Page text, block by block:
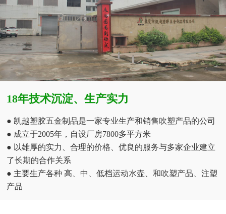
18年技术沉淀、生产实力
● 凯越塑胶五金制品是一家专业生产和销售吹塑产品的公司
● 成立于2005年，自设厂房7800多平方米
● 以雄厚的实力、合理的价格、优良的服务与多家企业建立
了长期的合作关系
● 主要生产各种 高、中、低档运动水壶、和吹塑产品、注塑
产品